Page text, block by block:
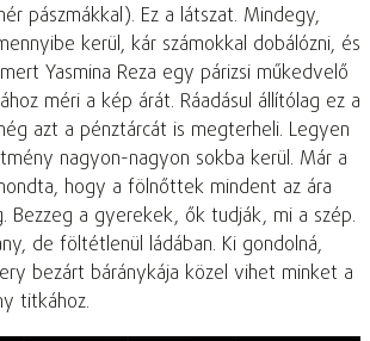
pászmákkal). Ez a látszat. Mindegy,
kerül, kár számokkal dobálózni, és
Yasmina Reza egy párizsi műkedvelő
méri a kép árát. Ráadásul állítólag ez a
azt a pénztárcát is megterheli. Legyen
nagyon-nagyon sokba kerül. Már a
hogy a fölnőttek mindent az ára
Bezzeg a gyerekek, ők tudják, mi a szép.
de föltétlenül ládában. Ki gondolná,
bezárt báránykája közel vihet minket a
titkához.